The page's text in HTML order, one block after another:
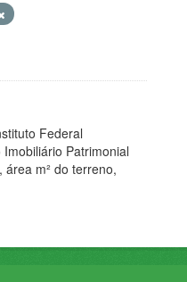
Federal
Patrimonial
m² do terreno,